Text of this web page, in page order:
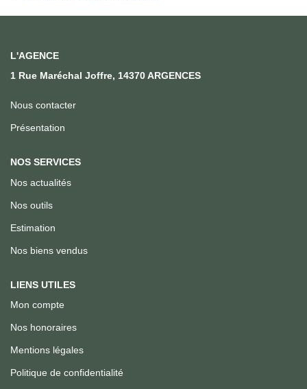
L'AGENCE
1 Rue Maréchal Joffre, 14370 ARGENCES
Nous contacter
Présentation
NOS SERVICES
Nos actualités
Nos outils
Estimation
Nos biens vendus
LIENS UTILES
Mon compte
Nos honoraires
Mentions légales
Politique de confidentialité